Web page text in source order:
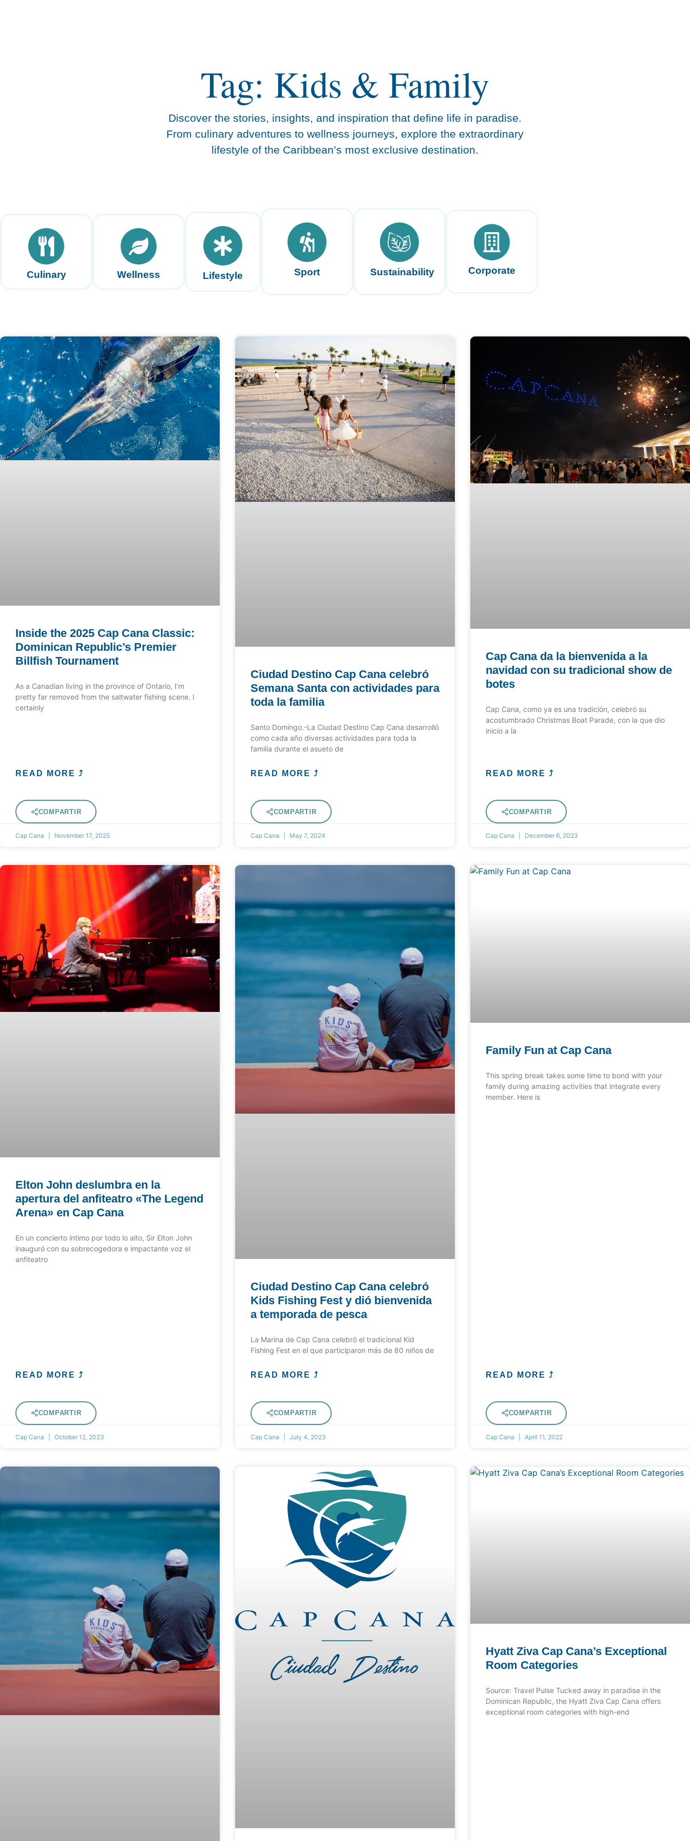
Tag: Kids & Family
Discover the stories, insights, and inspiration that define life in paradise.
From culinary adventures to wellness journeys, explore the extraordinary
lifestyle of the Caribbean’s most exclusive destination.
Culinary Wellness Lifestyle Sport Sustainability Corporate
Inside the 2025 Cap Cana Classic:
Dominican Republic’s Premier
Billfish Tournament
As a Canadian living in the province of Ontario, I’m
pretty far removed from the saltwater fishing scene. I
certainly
READ MORE ⤴
COMPARTIR
Cap Cana November 17, 2025
Ciudad Destino Cap Cana celebró
Semana Santa con actividades para
toda la familia
Santo Domingo.-La Ciudad Destino Cap Cana desarrolló
como cada año diversas actividades para toda la
familia durante el asueto de
READ MORE ⤴
COMPARTIR
Cap Cana May 7, 2024
Cap Cana da la bienvenida a la
navidad con su tradicional show de
botes
Cap Cana, como ya es una tradición, celebró su
acostumbrado Christmas Boat Parade, con la que dio
inicio a la
READ MORE ⤴
COMPARTIR
Cap Cana December 6, 2023
Elton John deslumbra en la
apertura del anfiteatro «The Legend
Arena» en Cap Cana
En un concierto íntimo por todo lo alto, Sir Elton John
inauguró con su sobrecogedora e impactante voz el
anfiteatro
READ MORE ⤴
COMPARTIR
Cap Cana October 12, 2023
Ciudad Destino Cap Cana celebró
Kids Fishing Fest y dió bienvenida
a temporada de pesca
La Marina de Cap Cana celebró el tradicional Kid
Fishing Fest en el que participaron más de 80 niños de
READ MORE ⤴
COMPARTIR
Cap Cana July 4, 2023
Family Fun at Cap Cana
This spring break takes some time to bond with your
family during amazing activities that integrate every
member. Here is
READ MORE ⤴
COMPARTIR
Cap Cana April 11, 2022
Hyatt Ziva Cap Cana’s Exceptional
Room Categories
Source: Travel Pulse Tucked away in paradise in the
Dominican Republic, the Hyatt Ziva Cap Cana offers
exceptional room categories with high-end